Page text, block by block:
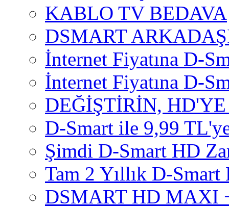
KABLO TV BEDAVA
DSMART
İnternet Fiyatına D-
İnternet Fiyatına D-
DEĞİŞTİRİN,
D-Smart ile 9,99 TL'ye
Şimdi D-Smart HD
Tam 2 Yıllık D-Smart
DSMART HD MAXI